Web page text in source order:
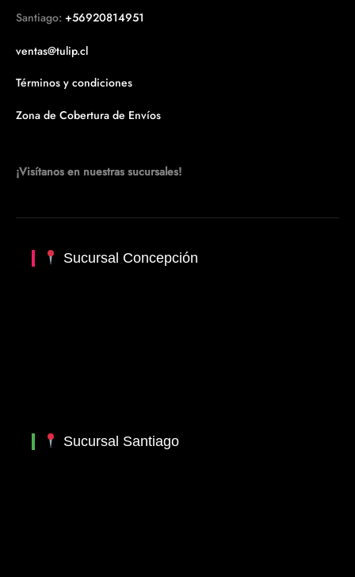
Santiago: +56920814951
ventas@tulip.cl
Términos y condiciones
Zona de Cobertura de Envíos
¡Visítanos en nuestras sucursales!
Sucursal Concepción
Sucursal Santiago